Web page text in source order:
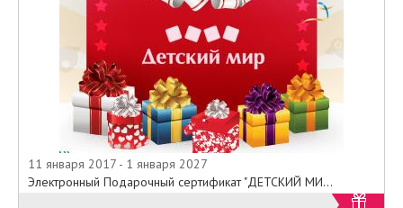
11 января 2017 - 1 января 2027
Электронный Подарочный сертификат "ДЕТСКИЙ МИ...